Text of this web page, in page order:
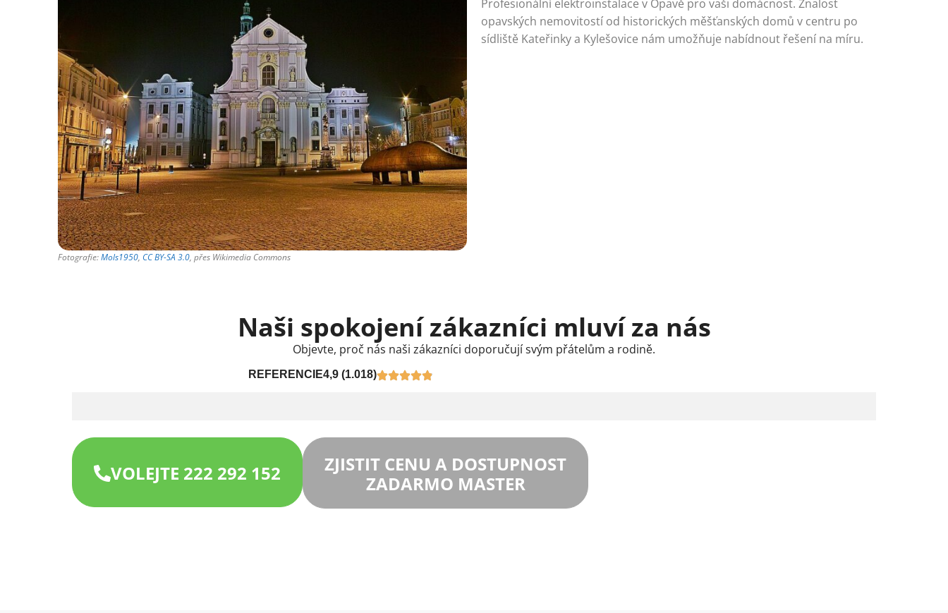
Fotografie:Mols1950, CC BY-SA 3.0, přes Wikimedia Commons
Profesionální elektroinstalace v Opavě pro vaši domácnost. Znalost
opavských nemovitostí od historických měšťanských domů v centru po
sídliště Kateřinky a Kylešovice nám umožňuje nabídnout řešení na míru.
Naši spokojení zákazníci mluví za nás
Objevte, proč nás naši zákazníci doporučují svým přátelům a rodině.
REFERENCIE4,9 (1.018)
VOLEJTE 222 292 152
ZJISTIT CENU A DOSTUPNOST
ZADARMO MASTER